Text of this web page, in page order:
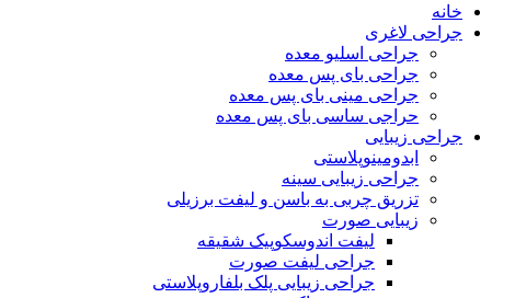
خانه
جراحی لاغری
جراحی اسلیو معده
جراحی بای پس معده
جراحی مینی بای پس معده
حراجی ساسی بای پس معده
جراحی زیبایی
ابدومینوپلاستی
جراحی زیبایی سینه
تزریق چربی به باسن و لیفت برزیلی
زیبایی صورت
لیفت اندوسکوپیک شقیقه
جراحی لیفت صورت
جراحی زیبایی پلک بلفاروپلاستی